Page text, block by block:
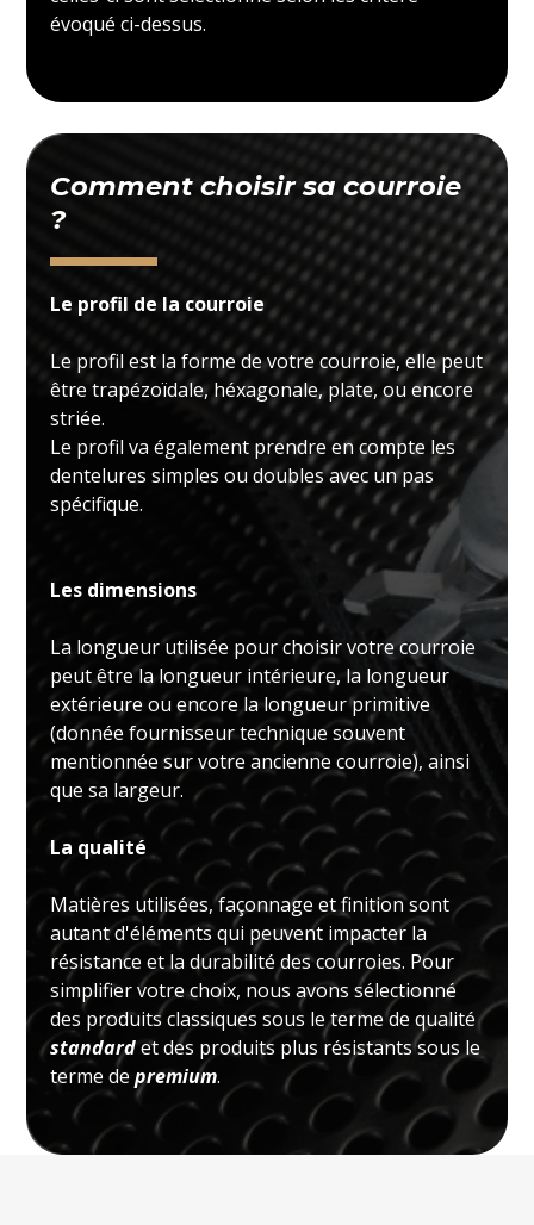
évoqué ci-dessus.
Comment choisir sa courroie
?
Le profil de la courroie
Le profil est la forme de votre courroie, elle peut
être trapézoïdale, héxagonale, plate, ou encore
striée.
Le profil va également prendre en compte les
dentelures simples ou doubles avec un pas
spécifique.
Les dimensions
La longueur utilisée pour choisir votre courroie
peut être la longueur intérieure, la longueur
extérieure ou encore la longueur primitive
(donnée fournisseur technique souvent
mentionnée sur votre ancienne courroie), ainsi
que sa largeur.
La qualité
Matières utilisées, façonnage et finition sont
autant d'éléments qui peuvent impacter la
résistance et la durabilité des courroies. Pour
simplifier votre choix, nous avons sélectionné
des produits classiques sous le terme de qualité
standardet des produits plus résistants sous le
terme depremium.